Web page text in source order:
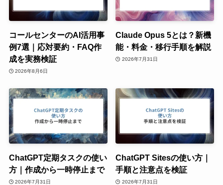
コールセンターのAI活用事
例7選｜応対要約・FAQ作
成を実務検証
2026年8月6日
Claude Opus 5とは？新機
能・料金・移行手順を解説
2026年7月31日
ChatGPT定期タスクの使い
方｜作成から一時停止まで
2026年7月31日
ChatGPT Sitesの使い方｜
手順と注意点を検証
2026年7月31日